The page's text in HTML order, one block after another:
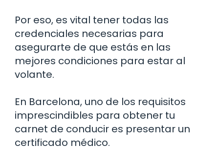
Por eso, es vital tener todas las
credenciales necesarias para
asegurarte de que estás en las
mejores condiciones para estar al
volante.
En Barcelona, uno de los requisitos
imprescindibles para obtener tu
carnet de conducir es presentar un
certificado médico.